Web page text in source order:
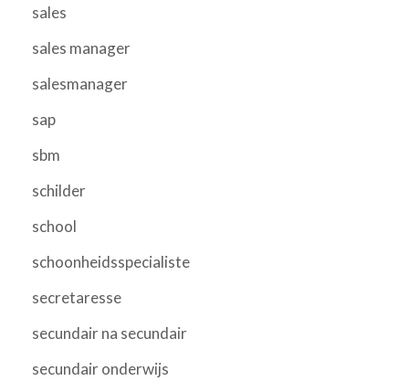
sales
sales manager
salesmanager
sap
sbm
schilder
school
schoonheidsspecialiste
secretaresse
secundair na secundair
secundair onderwijs